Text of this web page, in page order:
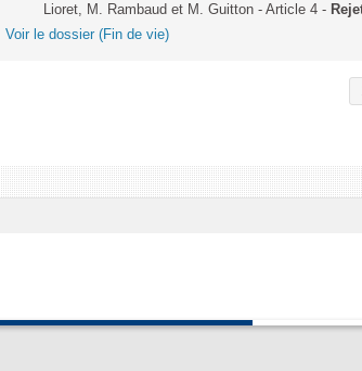
Lioret, M. Rambaud et M. Guitton - Article 4 -
Voir le dossier (Fin de vie)